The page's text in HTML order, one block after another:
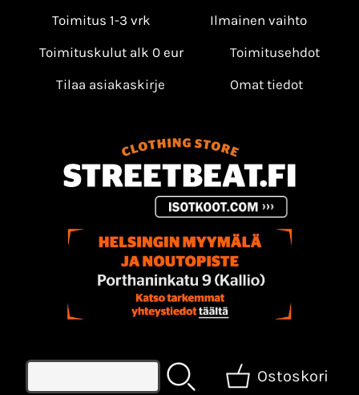
Toimitus 1-3 vrk
Ilmainen vaihto
Toimituskulut alk 0 eur
Toimitusehdot
Tilaa asiakaskirje
Omat tiedot
Ostoskori